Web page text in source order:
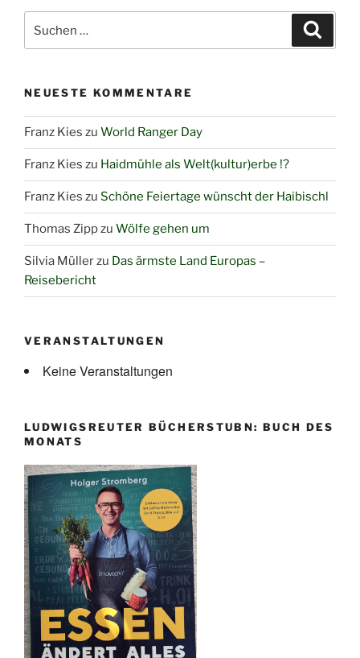
nach:
NEUESTE KOMMENTARE
Franz Kies zu World Ranger Day
Franz Kies zu Haidmühle als Welt(kultur)erbe !?
Franz Kies zu Schöne Feiertage wünscht der Haibischl
Thomas Zippzu Wölfe gehen um
Silvia Müllerzu Das ärmste Land Europas –
Reisebericht
VERANSTALTUNGEN
Keine Veranstaltungen
LUDWIGSREUTER BÜCHERSTUBN: BUCH DES
MONATS